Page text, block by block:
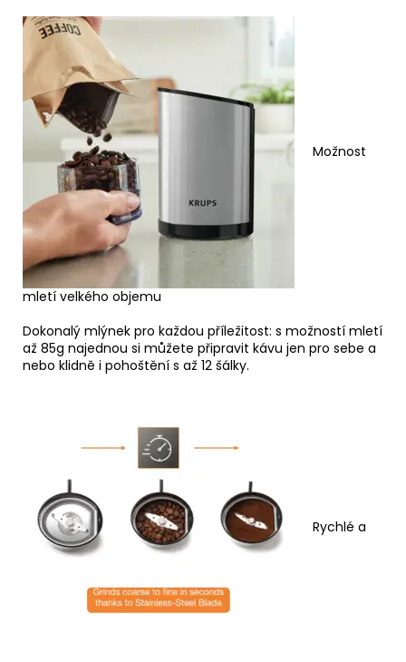
Možnost
mletí velkého objemu
Dokonalý mlýnek pro každou příležitost: s možností mletí
až 85g najednou si můžete připravit kávu jen pro sebe a
nebo klidně i pohoštění s až 12 šálky.
Rychlé a